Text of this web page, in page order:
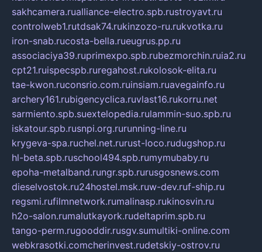
sakhcamera.rualliance-electro.spb.rustroyavt.ru
controlweb1.rutdsak74.rukinzozo-ru.rukvotka.ru
iron-snab.rucosta-bella.rueugrus.pp.ru
associaciya39.ruprimexpo.spb.rubezmorchin.ruia2.ru
cpt21.ruispecspb.ruregahost.rukolosok-elita.ru
tae-kwon.ruconsrio.com.ruinsiam.ruavegainfo.ru
archery161.rubigencyclica.ruvlast16.rukorru.net
sarmiento.spb.suextelopedia.rulammin-suo.spb.ru
iskatour.spb.rusnpi.org.rurunning-line.ru
krygeva-spa.ruchel.net.rurust-loco.rudugshop.ru
hl-beta.spb.ruschool494.spb.rumymubaby.ru
epoha-metalband.rungr.spb.rurusgosnews.com
dieselvostok.ru24hostel.msk.ruw-dev.ruf-ship.ru
regsmi.rufilmnetwork.rumalinasp.rukinosvin.ru
h2o-salon.rumalutkayork.rudeltaprim.spb.ru
tango-perm.rugooddir.rusgv.sumultiki-online.com
webkrasotki.comcherinvest.rudetskiy-ostrov.ru